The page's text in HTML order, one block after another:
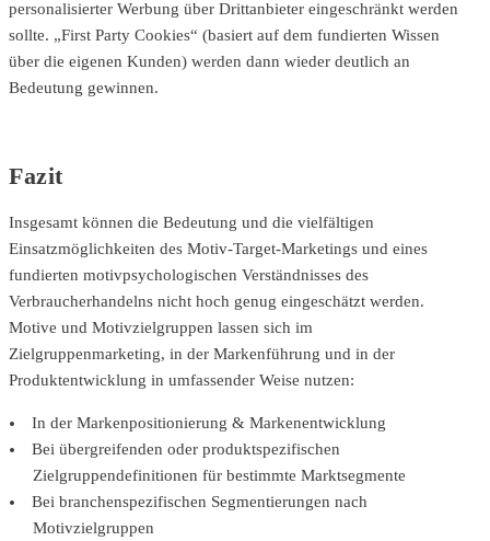
personalisierter Werbung über Drittanbieter eingeschränkt werden
sollte. „First Party Cookies“ (basiert auf dem fundierten Wissen
über die eigenen Kunden) werden dann wieder deutlich an
Bedeutung gewinnen.
Fazit
Insgesamt können die Bedeutung und die vielfältigen
Einsatzmöglichkeiten des Motiv-Target-Marketings und eines
fundierten motivpsychologischen Verständnisses des
Verbraucherhandelns nicht hoch genug eingeschätzt werden.
Motive und Motivzielgruppen lassen sich im
Zielgruppenmarketing, in der Markenführung und in der
Produktentwicklung in umfassender Weise nutzen:
In der Markenpositionierung & Markenentwicklung
Bei übergreifenden oder produktspezifischen
Zielgruppendefinitionen für bestimmte Marktsegmente
Bei branchenspezifischen Segmentierungen nach
Motivzielgruppen